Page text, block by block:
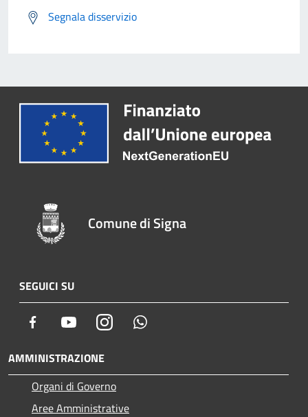
Segnala disservizio
Comune di Signa
SEGUICI SU
Facebook YoutubeInstagram
AMMINISTRAZIONE
Organi di Governo
Aree Amministrative